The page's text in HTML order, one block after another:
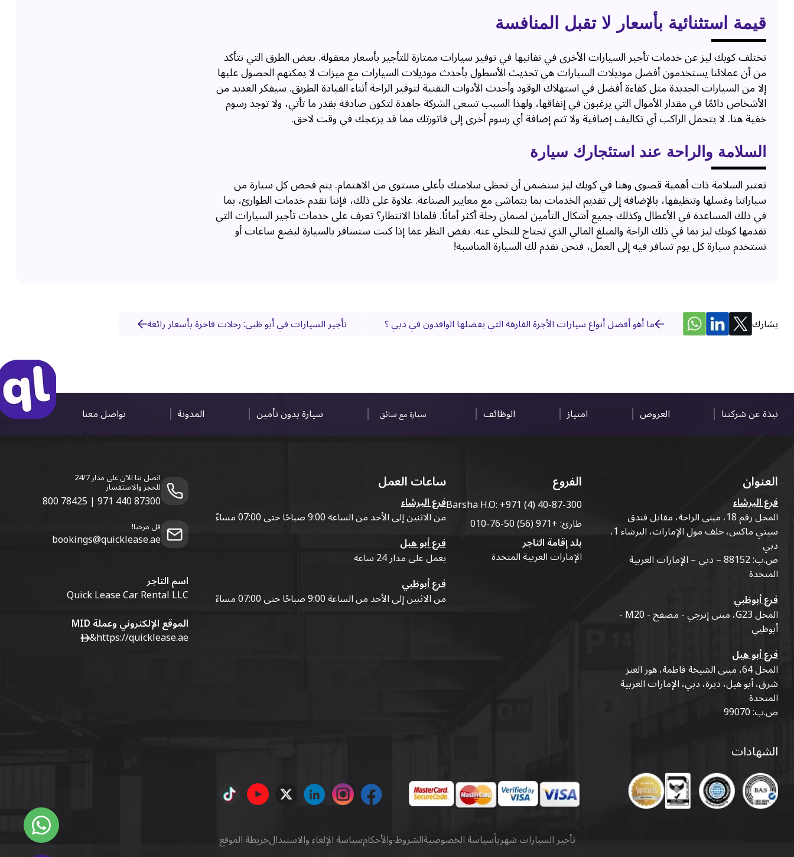
قيمة استثنائية بأسعار لا تقبل المنافسة
تختلف كويك ليز عن خدمات تأجير السيارات الأخرى في تفانيها في توفير سيارات ممتازة للتأجير بأسعار معقولة. بعض الطرق التي نتأكد
من أن عملائنا يستخدمون أفضل موديلات السيارات هي تحديث الأسطول بأحدث موديلات السيارات مع ميزات لا يمكنهم الحصول عليها
إلا من السيارات الجديدة مثل كفاءة أفضل في استهلاك الوقود وأحدث الأدوات التقنية لتوفير الراحة أثناء القيادة الطريق. سيفكر العديد من
الأشخاص دائمًا في مقدار الأموال التي يرغبون في إنفاقها، ولهذا السبب تسعى الشركة جاهدة لتكون صادقة بقدر ما تأتي، ولا توجد رسوم
خفية هنا. لا يتحمل الراكب أي تكاليف إضافية ولا تتم إضافة أي رسوم أخرى إلى فاتورتك مما قد يزعجك في وقت لاحق.
السلامة والراحة عند استئجارك سيارة
تعتبر السلامة ذات أهمية قصوى وهنا في كويك ليز سنضمن أن تحظى سلامتك بأعلى مستوى من الاهتمام. يتم فحص كل سيارة من
سياراتنا وغسلها وتنظيفها، بالإضافة إلى تقديم الخدمات بما يتماشى مع معايير الصناعة. علاوة على ذلك، فإننا نقدم خدمات الطوارئ، بما
في ذلك المساعدة في الأعطال وكذلك جميع أشكال التأمين لضمان رحلة أكثر أمانًا. فلماذا الانتظار؟ تعرف على خدمات تأجير السيارات التي
تقدمها كويك ليز بما في ذلك الراحة والمبلغ المالي الذي تحتاج للتخلي عنه. بغض النظر عما إذا كنت ستسافر بالسيارة لبضع ساعات أو
تستخدم سيارة كل يوم تسافر فيه إلى العمل، فنحن نقدم لك السيارة المناسبة!
يشارك ما أهو أفضل أنواع سيارات الأجرة الفارهة التي يفضلها الوافدون في دبي ؟ تأجير السيارات في أبو ظبي: رحلات فاخرة بأسعار رائعة
نبذة عن شركتنا العروض امتياز الوظائف سيارة مع سائق سيارة بدون تأمين المدونة تواصل معنا
العنوان
فرع البرشاء
المحل رقم 18، مبنى الراحة، مقابل فندق
سيتي ماكس، خلف مول الإمارات، البرشاء 1،
دبي
ص.ب: 88152 – دبي – الإمارات العربية
المتحدة
فرع أبوظبي
المحل G23، مبنى إنرجي - مصفح - M20 -
أبوظبي
فرع أبو هيل
المحل 64، مبنى الشيخة فاطمة، هور العنز
شرق، أبو هيل، ديرة، دبي، الإمارات العربية
المتحدة
ص.ب: 99070
الفروع
Barsha H.O:+971 (4) 40-87-300
طارئ:+971 (56) 50-76-010
بلد إقامة التاجر
الإمارات العربية المتحدة
ساعات العمل
فرع البرشاء
من الاثنين إلى الأحد من الساعة 9:00 صباحًا حتى 07:00 مساءً
فرع أبو هيل
يعمل على مدار 24 ساعة
فرع أبوظبي
من الاثنين إلى الأحد من الساعة 9:00 صباحًا حتى 07:00 مساءً
اتصل بنا الآن على مدار 24/7
للحجز والاستفسار
800 78425 | 971 440 87300
قل مرحبا!
bookings@quicklease.ae
اسم التاجر
Quick Lease Car Rental LLC
الموقع الإلكتروني وعملة MID
https://quicklease.ae
&
الشهادات
تأجير السيارات شهرياًسياسة الخصوصيةالشروط والأحكامسياسة الإلغاء والاستبدالخريطة الموقع